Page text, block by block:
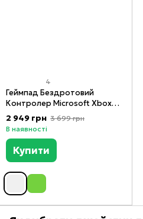
4
Геймпад Бездротовий
Контролер Microsoft Xbox
Series X / S Wireless Controller
Robot White
2 949 грн 3 699 грн
В наявності
Купити